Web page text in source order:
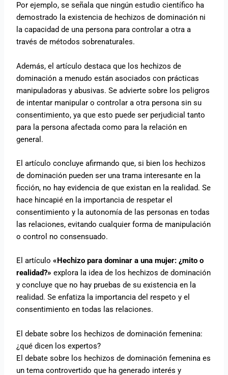
Por ejemplo, se señala que ningún estudio científico ha
demostrado la existencia de hechizos de dominación ni
la capacidad de una persona para controlar a otra a
través de métodos sobrenaturales.
Además, el artículo destaca que los hechizos de
dominación a menudo están asociados con prácticas
manipuladoras y abusivas. Se advierte sobre los peligros
de intentar manipular o controlar a otra persona sin su
consentimiento, ya que esto puede ser perjudicial tanto
para la persona afectada como para la relación en
general.
El artículo concluye afirmando que, si bien los hechizos
de dominación pueden ser una trama interesante en la
ficción, no hay evidencia de que existan en la realidad. Se
hace hincapié en la importancia de respetar el
consentimiento y la autonomía de las personas en todas
las relaciones, evitando cualquier forma de manipulación
o control no consensuado.
El artículo«Hechizo para dominar a una mujer: ¿mito o
realidad?» explora la idea de los hechizos de dominación
y concluye que no hay pruebas de su existencia en la
realidad. Se enfatiza la importancia del respeto y el
consentimiento en todas las relaciones.
El debate sobre los hechizos de dominación femenina:
¿qué dicen los expertos?
El debate sobre los hechizos de dominación femenina es
un tema controvertido que ha generado interés y